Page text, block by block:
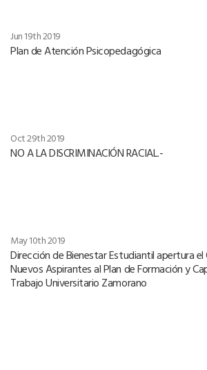
Jun 19th 2019
Plan de Atención Psicopedagógica
Oct 29th 2019
NO A LA DISCRIMINACIÓN RACIAL.-
May 10th 2019
Dirección de Bienestar Estudiantil apertura el
Nuevos Aspirantes al Plan de Formación y
Trabajo Universitario Zamorano